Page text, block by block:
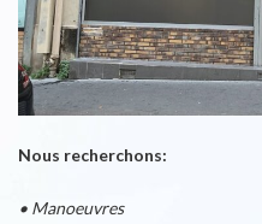
Nous recherchons:
• Manoeuvres